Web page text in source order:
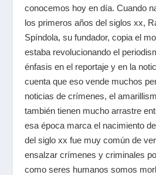
conocemos hoy en día. Cuando
los primeros años del siglos xx,
Spíndola, su fundador, copia el
estaba revolucionando el
énfasis en el reportaje y en la
cuenta que eso vende muchos
noticias de crímenes, el
también tienen mucho arrastre
esa época marca el nacimiento
del siglo xx fue muy común de
ensalzar crímenes y criminales
como seres humanos somos